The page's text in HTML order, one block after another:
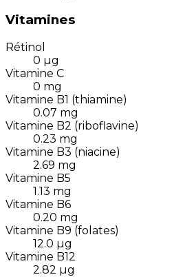
Vitamines
Rétinol
0 µg
Vitamine C
0 mg
Vitamine B1 (thiamine)
0.07 mg
Vitamine B2 (riboflavine)
0.23 mg
Vitamine B3 (niacine)
2.69 mg
Vitamine B5
1.13 mg
Vitamine B6
0.20 mg
Vitamine B9 (folates)
12.0 µg
Vitamine B12
2.82 µg